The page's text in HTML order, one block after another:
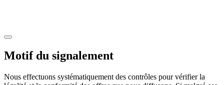
Motif du signalement
Nous effectuons systématiquement des contrôles pour vérifier la